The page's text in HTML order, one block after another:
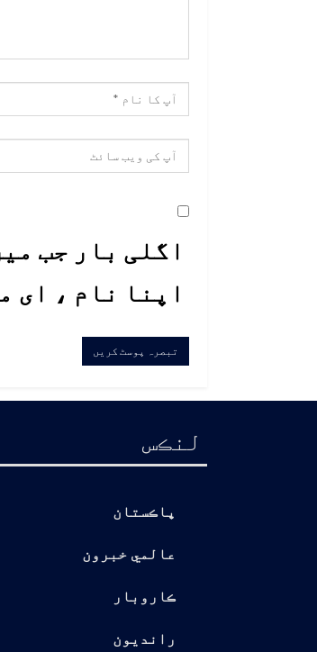
اگلی بار جب
اپنا نام ، ای
لنڪس
پاڪستان
عالمي خبرون
ڪاروبار
رانديون